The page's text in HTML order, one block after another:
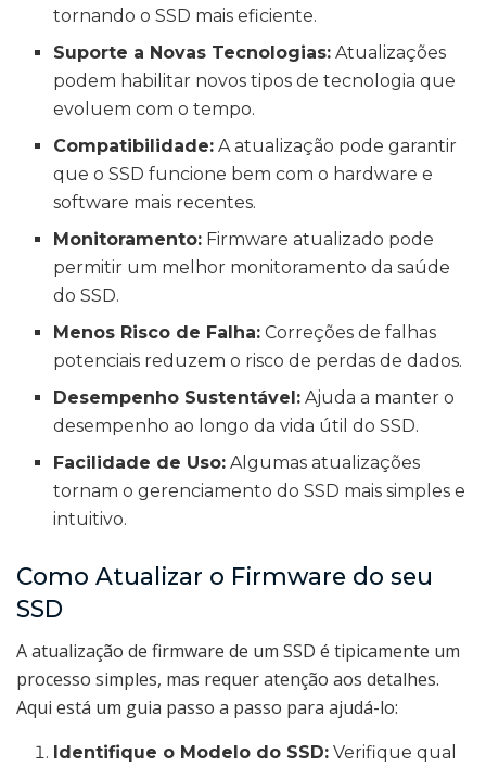
tornando o SSD mais eficiente.
Suporte a Novas Tecnologias: Atualizações
podem habilitar novos tipos de tecnologia que
evoluem com o tempo.
Compatibilidade: A atualização pode garantir
que o SSD funcione bem com o hardware e
software mais recentes.
Monitoramento: Firmware atualizado pode
permitir um melhor monitoramento da saúde
do SSD.
Menos Risco de Falha: Correções de falhas
potenciais reduzem o risco de perdas de dados.
Desempenho Sustentável: Ajuda a manter o
desempenho ao longo da vida útil do SSD.
Facilidade de Uso: Algumas atualizações
tornam o gerenciamento do SSD mais simples e
intuitivo.
Como Atualizar o Firmware do seu
SSD
A atualização de firmware de um SSD é tipicamente um
processo simples, mas requer atenção aos detalhes.
Aqui está um guia passo a passo para ajudá-lo:
Identifique o Modelo do SSD: Verifique qual